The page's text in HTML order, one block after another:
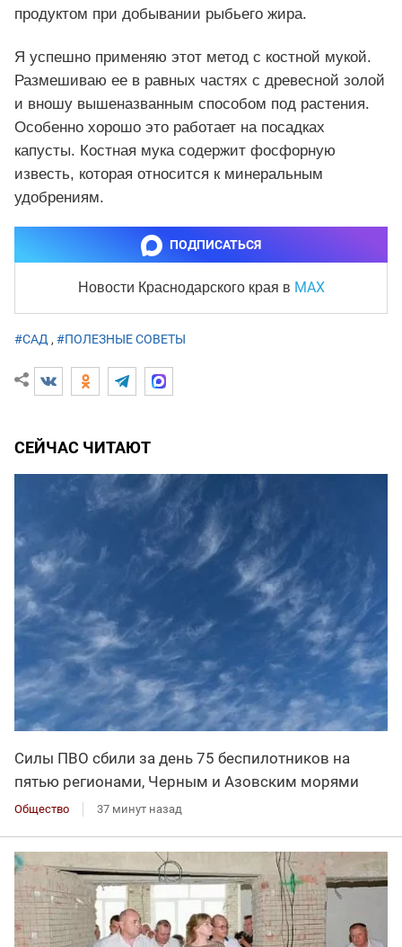
продуктом при добывании рыбьего жира.
Я успешно применяю этот метод с костной мукой.
Размешиваю ее в равных частях с древесной золой
и вношу вышеназванным способом под растения.
Особенно хорошо это работает на посадках
капусты. Костная мука содержит фосфорную
известь, которая относится к минеральным
удобрениям.
ПОДПИСАТЬСЯ
Новости Краснодарского края в MAX
#САД , #ПОЛЕЗНЫЕ СОВЕТЫ
СЕЙЧАС ЧИТАЮТ
Силы ПВО сбили за день 75 беспилотников на
пятью регионами, Черным и Азовским морями
Общество 37 минут назад